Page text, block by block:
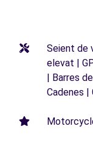
Seient de
elevat |
| Barres
Cadenes |